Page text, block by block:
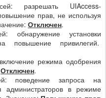
разрешать UIAccess-
прав, не используя
Отключен.
обнаружение установки
повышение привилегий.
режима одобрения
Отключен.
поведение запроса на
администраторов в режиме